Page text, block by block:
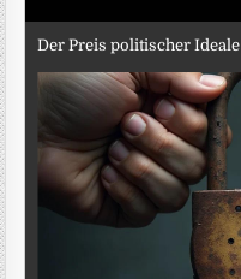
Der Preis politischer Ideale